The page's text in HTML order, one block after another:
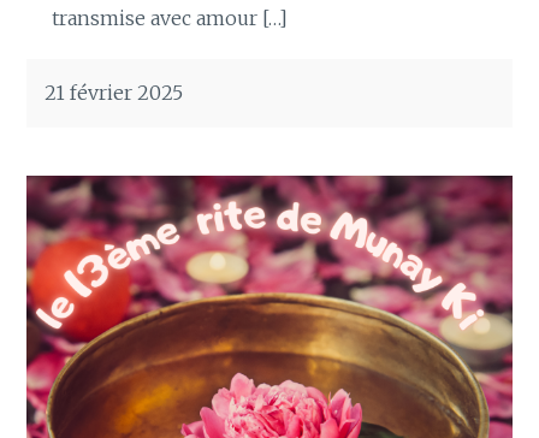
transmise avec amour […]
21 février 2025